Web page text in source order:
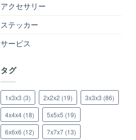
アクセサリー
ステッカー
サービス
タグ
1x3x3 (3) 2x2x2 (19) 3x3x3 (86)
4x4x4 (18) 5x5x5 (19)
6x6x6 (12) 7x7x7 (13)